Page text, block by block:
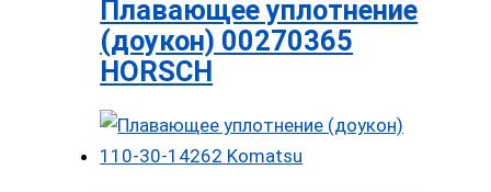
Плавающее уплотнение
(доукон) 00270365
HORSCH